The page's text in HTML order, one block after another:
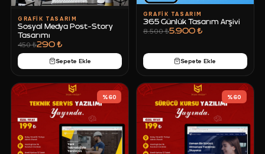
GRAFIK TASARIM
Sosyal Medya Post-Story
Tasarımı
450 ₺290 ₺
Sepete Ekle
GRAFIK TASARIM
365 Günlük Tasarım Arşivi
8.500 ₺5.900 ₺
Sepete Ekle
%60 %60